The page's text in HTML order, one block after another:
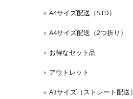
A4サイズ配送（STD）
A4サイズ配送（2つ折り）
お得なセット品
アウトレット
A3サイズ（ストレート配送）